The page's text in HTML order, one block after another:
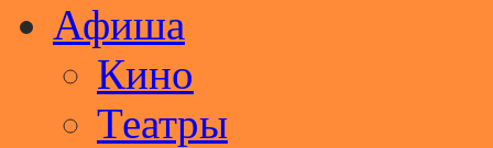
Афиша
Кино
Театры